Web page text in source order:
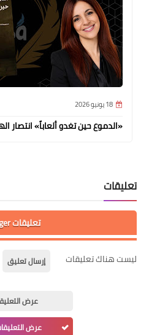
18 يونيو 2026
«الدموع حين تغدو ألعاباً»
تعليقات
تعليقات Blogger
ليست هناك تعليقات إرسال تعليق
عرض
عرض